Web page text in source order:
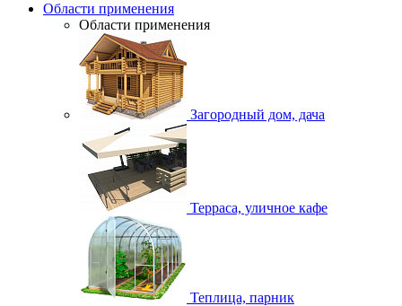
Области применения
Области применения
Загородный дом, дача
Терраса, уличное кафе
Теплица, парник